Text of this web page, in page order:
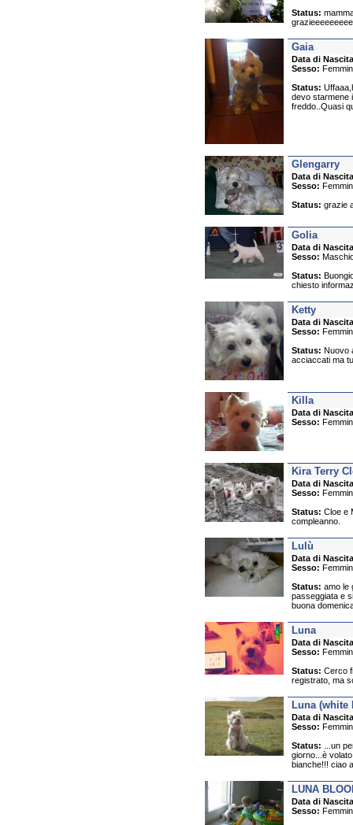
Status:
Gaia
Data di
Sesso:
Status:
devo starmene
freddo..Quasi
Glengarry
Data di
Sesso:
Status: grazie
Golia
Data di
Sesso:
Status:
chiesto
Ketty
Data di
Sesso:
Status: Nuovo
acciaccati ma
Killa
Data di
Sesso:
Kira Terry
Data di
Sesso:
Status: Cloe e
compleanno.
Lulù
Data di
Sesso:
Status: amo le
passeggiata e
buona
Luna
Data di
Sesso:
Status: Cerco
registrato, ma
Luna (white
Data di
Sesso:
Status: ...un
giorno...è
bianche!!! ciao
LUNA
Data di
Sesso: